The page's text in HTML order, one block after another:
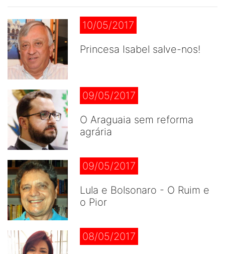
10/05/2017
Princesa Isabel salve-nos!
09/05/2017
O Araguaia sem reforma
agrária
09/05/2017
Lula e Bolsonaro - O Ruim e
o Pior
08/05/2017